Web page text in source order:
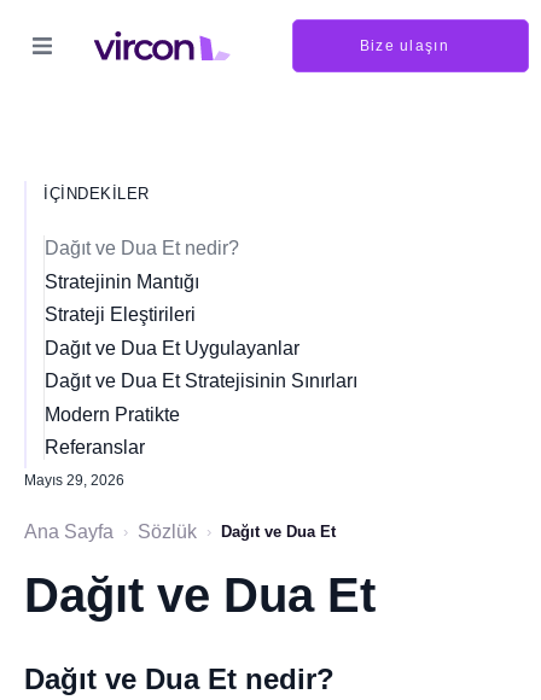
Bize ulaşın
İÇINDEKILER
Dağıt ve Dua Et nedir?
Stratejinin Mantığı
Strateji Eleştirileri
Dağıt ve Dua Et Uygulayanlar
Dağıt ve Dua Et Stratejisinin Sınırları
Modern Pratikte
Referanslar
Mayıs 29, 2026
Ana Sayfa › Sözlük › Dağıt ve Dua Et
Dağıt ve Dua Et
Dağıt ve Dua Et nedir?